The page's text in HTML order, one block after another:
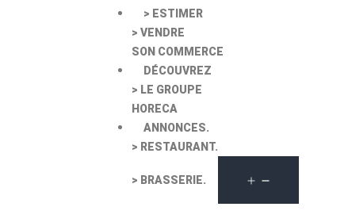
> ESTIMER
> VENDRE
SON COMMERCE
DÉCOUVREZ
> LE GROUPE
HORECA
ANNONCES.
> RESTAURANT.
> BRASSERIE.